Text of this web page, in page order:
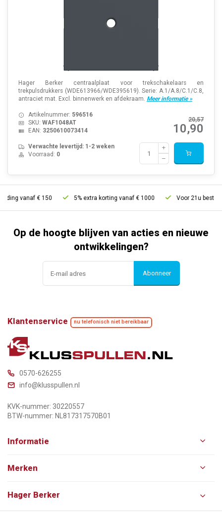
Hager Berker centraalplaat voor trekschakelaars en
trekpulsdrukkers (WDE613966/WDE395619). Serie: A.1/A.8/C.1/C.8,
antraciet mat. Excl. binnenwerk en afdekraam. Meer informatie »
20,57
10,90
Artikelnummer: 596516
SKU: WAF1048AT
EAN: 3250610073414
Verwachte levertijd: 1-2 weken
Voorraad: 0
vanaf € 150 5% extra korting vanaf € 1000 Voor 21u besteld,
Op de hoogte blijven van acties en nieuwe
ontwikkelingen?
Abonneer
Klantenservice nu telefonisch niet bereikbaar
0570-626255
info@klusspullen.nl
KVK-nummer: 30220557
BTW-nummer: NL817317570B01
Informatie
Merken
Hager Berker